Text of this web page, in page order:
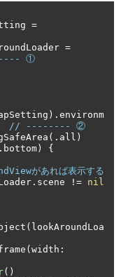
=
=
①
). environm
// -------- ②
(. all )
. bottom )
{
があれば表示する
. scene != nil
( lookAroundLoa
( width :
()